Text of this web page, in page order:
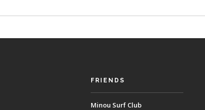
FRIENDS
Minou Surf Club